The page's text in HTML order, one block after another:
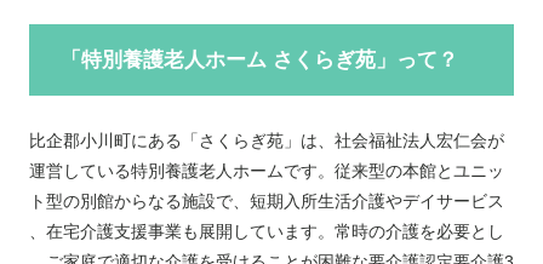
「特別養護老人ホーム さくらぎ苑」って？
比企郡小川町にある「さくらぎ苑」は、 社会福祉法人宏仁会が
運営している特別養護老人ホームです。 従来型の本館とユニッ
ト型の別館からなる施設で、短期入所生活介護やデイサービス
、在宅介護支援事業も展開しています。常時の介護を必要とし